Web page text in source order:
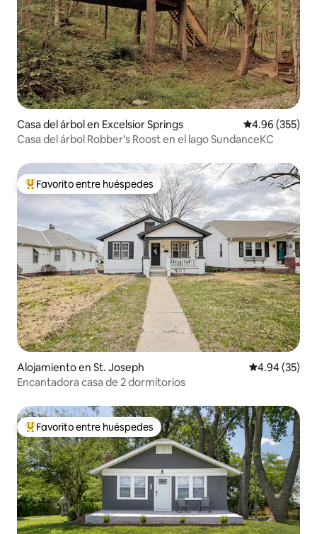
Casa del árbol en Excelsior Springs Calificación
4.96 (355)
Casa del árbol Robber's Roost en el lago SundanceKC
Favorito entre huéspedes preferido
Favorito entre huéspedes
Alojamiento en St. Joseph Calificación
4.94 (35)
Encantadora casa de 2 dormitorios
Favorito entre huéspedes preferido
Favorito entre huéspedes